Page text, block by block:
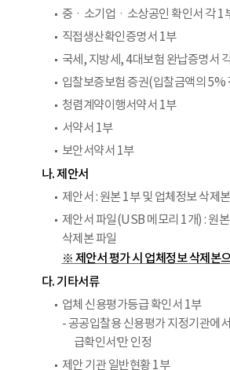
중ㆍ소기업ㆍ소상공인 확인서 각 1
직접생산확인증명서 1부
국세, 지방세, 4대보험 완납증명서
입찰보증보험 증권(입찰금액의 5%
청렴계약이행서약서 1부
서약서 1부
보안서약서 1부
나. 제안서
제안서 : 원본 1부 및 업체정보 삭제
제안서 파일(USB 메모리 1개) : 원
삭제본 파일
※ 제안서 평가 시 업체정보 삭제본
다. 기타서류
업체 신용평가등급 확인서 1부
- 공공입찰용 신용평가 지정기관에
급확인서’만 인정
제안 기관 일반현황 1부